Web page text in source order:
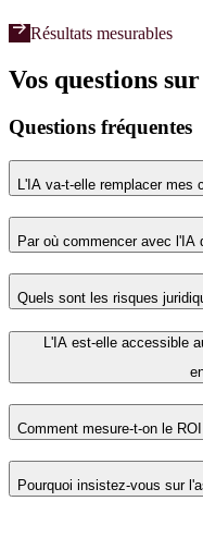
arrow_forwardRésultats mesurables
Vos questions
Questions fréquentes
L'IA va-t-elle remplacer mes
Par où commencer avec l'IA
Quels sont les risques
L'IA est-elle accessible
Comment mesure-t-on le
Pourquoi insistez-vous sur